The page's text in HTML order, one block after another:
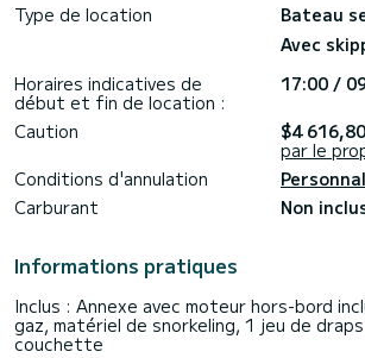
Les demandes de réservation et de
directement par SamBoat. Vous
Type de location
Bateau
Avec
Horaires indicatives de
début et fin de location :
17:00 /
Caution
$4 616,80
par le
Conditions d'annulation
Carburant
Non
Informations pratiques
Inclus : Annexe avec moteur hors-bord
gaz, matériel de snorkeling, 1 jeu de
couchette